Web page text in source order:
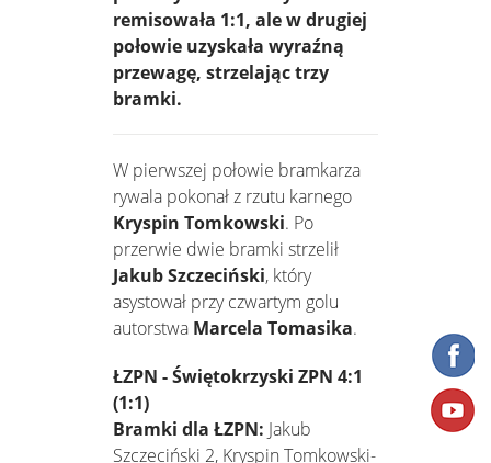
remisowała 1:1, ale w drugiej
połowie uzyskała wyraźną
przewagę, strzelając trzy
bramki.
W pierwszej połowie bramkarza
rywala pokonał z rzutu karnego
Kryspin Tomkowski. Po
przerwie dwie bramki strzelił
Jakub Szczeciński, który
asystował przy czwartym golu
autorstwa Marcela Tomasika.
ŁZPN - Świętokrzyski ZPN 4:1
(1:1)
Bramki dla ŁZPN: Jakub
Szczeciński 2, Kryspin Tomkowski-